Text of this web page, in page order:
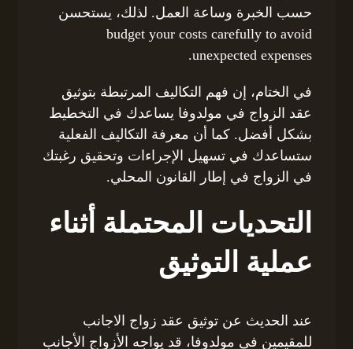
حسب الخبرة وساعة العمل. لذلك، يستحسن
budget your costs carefully to avoid
unexpected expenses.
في الختام، إن فهم التكاليف المرتبطة بتوثيق
عقد الزواج في مولدوفا يساعدك في التخطيط
بشكل أفضل. كما أن معرفة التكاليف الفعلية
ستساعدك في تسهيل الإجراءات وتحقيق رغبتك
في الزواج في إطار القانون المحلي.
التحديات المحتملة أثناء
عملية التوثيق
عند الحديث عن توثيق عقد زواج الاجانب
للمقيمين فى مولدوفا، قد يواجه الأزواج الأجانب